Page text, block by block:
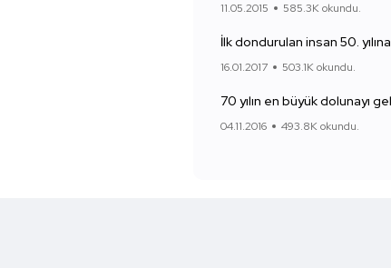
11.05.2015 585.3K okundu.
İlk dondurulan insan 50.
16.01.2017 503.1K okundu.
70 yılın en büyük dolunayı
04.11.2016 493.8K okundu.